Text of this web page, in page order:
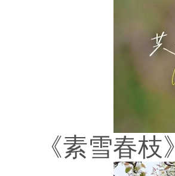
《素雪春枝》